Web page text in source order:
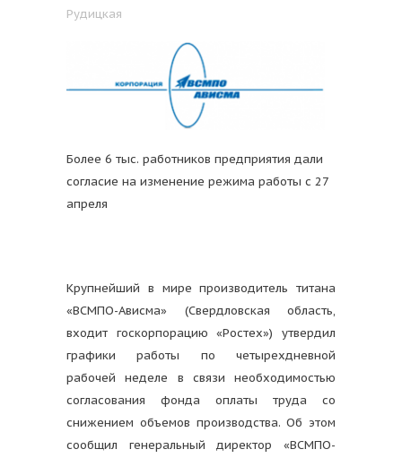
Рудицкая
Более 6 тыс. работников предприятия дали
согласие на изменение режима работы с 27
апреля
Крупнейший в мире производитель титана
«ВСМПО-Ависма» (Свердловская область,
входит госкорпорацию «Ростех») утвердил
графики работы по четырехдневной
рабочей неделе в связи необходимостью
согласования фонда оплаты труда со
снижением объемов производства. Об этом
сообщил генеральный директор «ВСМПО-